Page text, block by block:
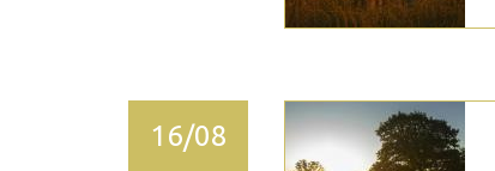
16/08